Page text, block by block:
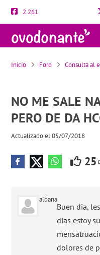
2.261
Inicio Foro Consulta al
NO ME SALE
PERO DE DA
Actualizado el 05/07/2018
25
aldana
Buen dia,
dias estoy
dolores de